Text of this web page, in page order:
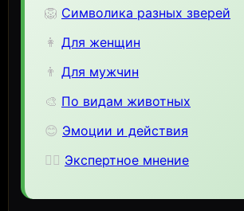
🦁 Символика разных зверей
👩 Для женщин
👨 Для мужчин
🎨 По видам животных
😊 Эмоции и действия
🧙‍♀️ Экспертное мнение